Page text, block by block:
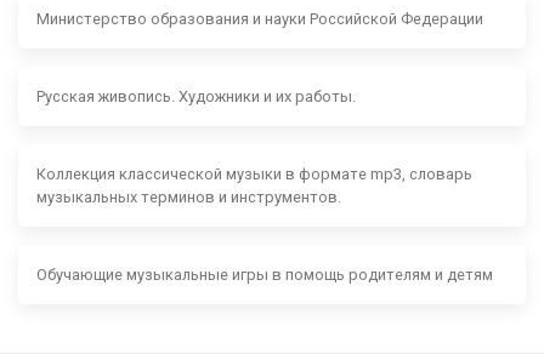
Министерство образования и науки Российской Федерации
Русская живопись. Художники и их работы.
Коллекция классической музыки в формате mp3, словарь
музыкальных терминов и инструментов.
Обучающие музыкальные игры в помощь родителям и детям